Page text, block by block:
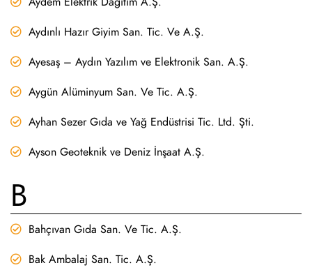
Aydınlı Hazır Giyim San. Tic. Ve A.Ş.
Ayesaş – Aydın Yazılım ve Elektronik San. A.Ş.
Aygün Alüminyum San. Ve Tic. A.Ş.
Ayhan Sezer Gıda ve Yağ Endüstrisi Tic. Ltd. Şti.
Ayson Geoteknik ve Deniz İnşaat A.Ş.
B
Bahçıvan Gıda San. Ve Tic. A.Ş.
Bak Ambalaj San. Tic. A.Ş.